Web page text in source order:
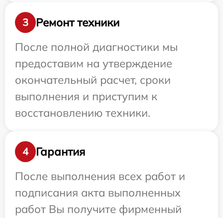
3
Ремонт техники
После полной диагностики мы
предоставим на утверждение
окончательный расчет, сроки
выполнения и приступим к
восстановлению техники.
4
Гарантия
После выполнения всех работ и
подписания акта выполненных
работ Вы получите фирменный